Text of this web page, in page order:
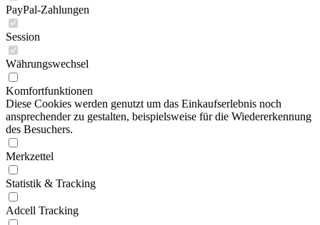
PayPal-Zahlungen
Session
Währungswechsel
Komfortfunktionen
Diese Cookies werden genutzt um das Einkaufserlebnis noch
ansprechender zu gestalten, beispielsweise für die Wiedererkennung
des Besuchers.
Merkzettel
Statistik & Tracking
Adcell Tracking